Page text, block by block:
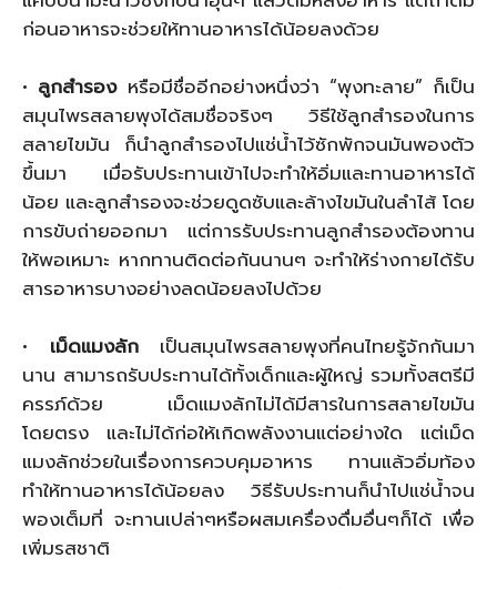
ก่อนอาหารจะช่วยให้ทานอาหารได้น้อยลงด้วย
• ลูกสำรองหรือมีชื่ออีกอย่างหนึ่งว่า “พุงทะลาย” ก็เป็น
สมุนไพรสลายพุงได้สมชื่อจริงๆ วิธีใช้ลูกสำรองในการ
สลายไขมัน ก็นำลูกสำรองไปแช่น้ำไว้ซักพักจนมันพองตัว
ขึ้นมา เมื่อรับประทานเข้าไปจะทำให้อิ่มและทานอาหารได้
น้อย และลูกสำรองจะช่วยดูดซับและล้างไขมันในลำไส้ โดย
การขับถ่ายออกมา แต่การรับประทานลูกสำรองต้องทาน
ให้พอเหมาะ หากทานติดต่อกันนานๆ จะทำให้ร่างกายได้รับ
สารอาหารบางอย่างลดน้อยลงไปด้วย
• เม็ดแมงลักเป็นสมุนไพรสลายพุงที่คนไทยรู้จักกันมา
นาน สามารถรับประทานได้ทั้งเด็กและผู้ใหญ่ รวมทั้งสตรีมี
ครรภ์ด้วย เม็ดแมงลักไม่ได้มีสารในการสลายไขมัน
โดยตรง และไม่ได้ก่อให้เกิดพลังงานแต่อย่างใด แต่เม็ด
แมงลักช่วยในเรื่องการควบคุมอาหาร ทานแล้วอิ่มท้อง
ทำให้ทานอาหารได้น้อยลง วิธีรับประทานก็นำไปแช่น้ำจน
พองเต็มที่ จะทานเปล่าๆหรือผสมเครื่องดื่มอื่นๆก็ได้ เพื่อ
เพิ่มรสชาติ